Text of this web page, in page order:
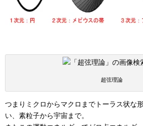
超弦理論
つまりミクロからマクロまでトーラス状な
い、素粒子から宇宙まで。